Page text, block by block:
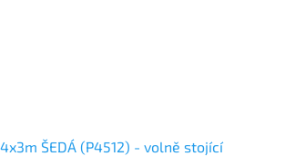
ŠEDÁ (P4512) - volně stojící